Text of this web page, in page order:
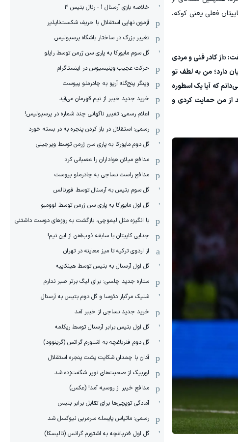
فعلی یعنی کوکه،
«از کادر فنی و مردی
دارد؛ من به لطف تو
که آیا یک اسطوره
از من حمایت کردی و
خلاصه بازی آرسنال 1 - رئال بتیس 3
آزمون نهایی استقلال با حریف شکست‌ناپذیر
تغییر بزرگ در ساختار باشگاه پرسپولیس
گل سوم مایورکا به پاری سن ژرمن توسط رایلو
حرکت عجیب وینیسیوس در اینستاگرام
وینگر پنج‌گله آریو به چادرملو پیوست
خرید جدید خیبر از تیم قهرمان می‌آید
اعلام رسمی: تغییر ناگهانی چند شماره در پرسپولیس!
رسمی: استقلال در باز کردن پنجره به در بسته خورد
گل دوم مایورکا به پاری سن ژرمن توسط ویرجیلی
مدافع میلان هواداران را عصبانی کرد
مدافع راست نساجی به چادرملو پیوست
گل سوم بتیس به آرسنال توسط فورنالس
گل اول مایورکا به پاری سن ژرمن توسط لوومبو
با انگیزه مثل لیموچی، بازگشت به روزهای دوست داشتنی
جدایی کاپیتان با سابقه ذوب‌آهن از این تیم!
از اردوی ترکیه تا میز معاینه در تهران
گل اول آرسنال به بتیس توسط هینکاپیه
ستاره جدید چلسی: برای لیگ برتر صبر ندارم
شلیک مرگبار دئوسا و گل دوم بتیس به آرسنال
خرید جدید نساجی از خیبر آمد
گل اول بتیس برابر آرسنال توسط ریکلمه
گل دوم فنرباغچه به اشتورم گراتس (گرینوود)
آدان با چمدان شکایت پشت پنجره استقلال
اوربیگ از صحبت‌های نویر شگفت‌زده شد
مدافع خیبر از روسیه آمد! (عکس)
آمادگی توپچی‌ها برای تقابل برابر بتیس
رسمی: ماتیاس یایسله سرمربی نیوکسل شد
گل اول فنرباغچه به اشتورم گراتس (تالیسکا)